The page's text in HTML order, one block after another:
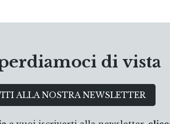
mesi
riprova
tempo
PAYPAL
Possibilità di
superiori a
di vista
ALLA NOSTRA NEWSLETTER